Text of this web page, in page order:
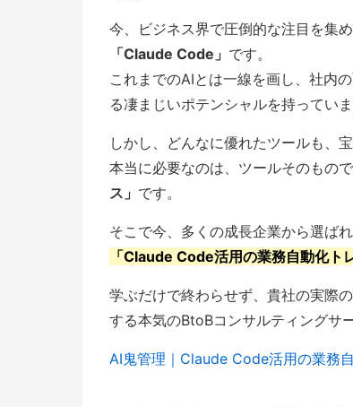
今、ビジネス界で圧倒的な注目を集
「Claude Code」 です。
これまでのAIとは一線を画し、社内
る凄まじいポテンシャルを持っていま
しかし、どんなに優れたツールも、
本当に必要なのは、ツールそのもので
ス」 です。
そこで今、多くの成長企業から選ばれ
「Claude Code活用の業務自動化ト
学ぶだけで終わらせず、貴社の実際
する本気のBtoBコンサルティングサ
AI鬼管理｜Claude Code活用の業務